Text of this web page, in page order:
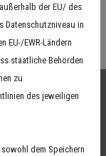
der EU/ des
Datenschutzniveau in
EU-/EWR-Ländern
staatliche Behörden
zu
des jeweiligen
sowohl dem Speichern